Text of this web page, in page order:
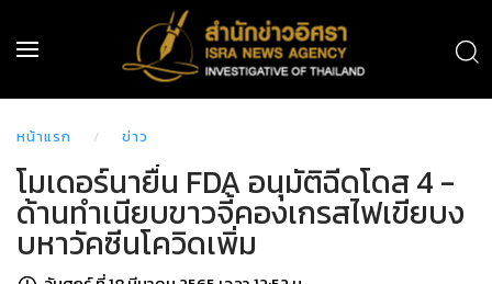
หน้าแรก ข่าว
โมเดอร์นายื่น FDA อนุมัติฉีดโดส 4 -
ด้านทำเนียบขาวจี้คองเกรสไฟเขียบง
บหาวัคซีนโควิดเพิ่ม